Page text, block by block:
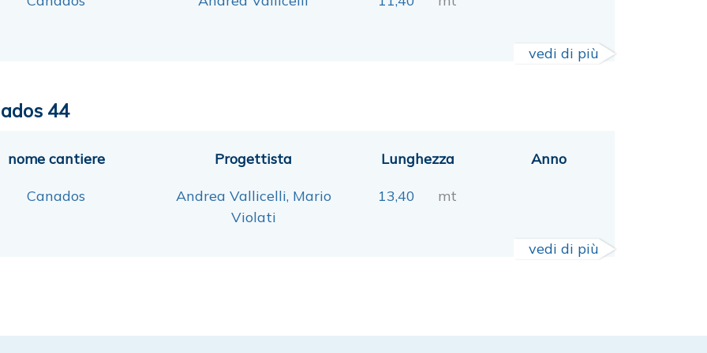
vedi di più
44
nome cantiere
Canados
Progettista
Andrea Vallicelli, Mario
Violati
Lunghezza
13,40 mt
Anno
vedi di più